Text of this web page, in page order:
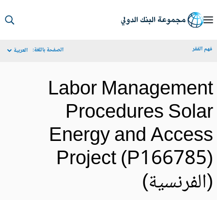
الفقر الصفحة باللغة: العربية
Labor
Procedures
Energy and
Project